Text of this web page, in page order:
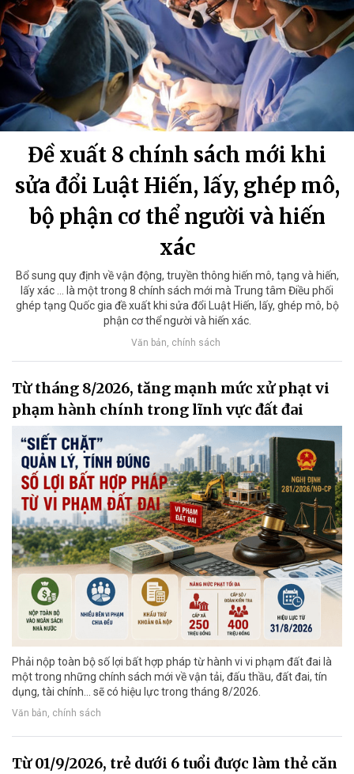
Đề xuất 8 chính sách mới khi
sửa đổi Luật Hiến, lấy, ghép mô,
bộ phận cơ thể người và hiến
xác
Bổ sung quy định về vận động, truyền thông hiến mô, tạng và hiến,
lấy xác ... là một trong 8 chính sách mới mà Trung tâm Điều phối
ghép tạng Quốc gia đề xuất khi sửa đổi Luật Hiến, lấy, ghép mô, bộ
phận cơ thể người và hiến xác.
Văn bản, chính sách
Từ tháng 8/2026, tăng mạnh mức xử phạt vi
phạm hành chính trong lĩnh vực đất đai
Phải nộp toàn bộ số lợi bất hợp pháp từ hành vi vi phạm đất đai là
một trong những chính sách mới về vận tải, đấu thầu, đất đai, tín
dụng, tài chính... sẽ có hiệu lực trong tháng 8/2026.
Văn bản, chính sách
Từ 01/9/2026, trẻ dưới 6 tuổi được làm thẻ căn